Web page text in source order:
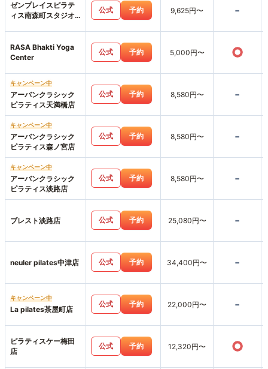
ゼンプレイスピラテ
ィス南森町スタジオ
公式 予約 9,625円〜 -
RASA Bhakti Yoga
Center
公式 予約 5,000円〜 ○
キャンペーン中
アーバンクラシック
ピラティス天満橋店
公式 予約 8,580円〜 -
キャンペーン中
アーバンクラシック
ピラティス森ノ宮店
公式 予約 8,580円〜 -
キャンペーン中
アーバンクラシック
ピラティス淡路店
公式 予約 8,580円〜 -
ブレスト淡路店 公式 予約 25,080円〜 -
neuler pilates中津店 公式 予約 34,400円〜 -
キャンペーン中
La pilates茶屋町店
公式 予約 22,000円〜 -
ピラティスケー梅田
店
公式 予約 12,320円〜 ○